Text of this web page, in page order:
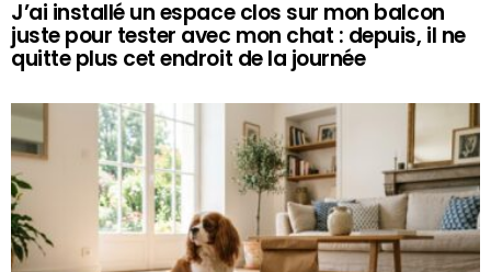
J’ai installé un espace clos sur mon balcon
juste pour tester avec mon chat : depuis, il ne
quitte plus cet endroit de la journée